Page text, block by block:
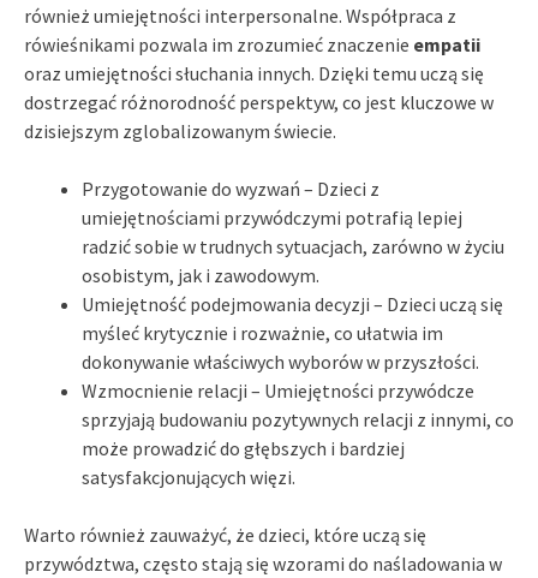
również umiejętności interpersonalne. Współpraca z
rówieśnikami pozwala im zrozumieć znaczenie empatii
oraz umiejętności słuchania innych. Dzięki temu uczą się
dostrzegać różnorodność perspektyw, co jest kluczowe w
dzisiejszym zglobalizowanym świecie.
Przygotowanie do wyzwań – Dzieci z
umiejętnościami przywódczymi potrafią lepiej
radzić sobie w trudnych sytuacjach, zarówno w życiu
osobistym, jak i zawodowym.
Umiejętność podejmowania decyzji – Dzieci uczą się
myśleć krytycznie i rozważnie, co ułatwia im
dokonywanie właściwych wyborów w przyszłości.
Wzmocnienie relacji – Umiejętności przywódcze
sprzyjają budowaniu pozytywnych relacji z innymi, co
może prowadzić do głębszych i bardziej
satysfakcjonujących więzi.
Warto również zauważyć, że dzieci, które uczą się
przywództwa, często stają się wzorami do naśladowania w